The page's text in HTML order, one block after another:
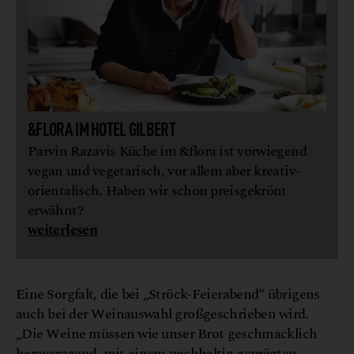
&FLORA IM HOTEL GILBERT
Parvin Razavis Küche im &flora ist vorwiegend
vegan und vegetarisch, vor allem aber kreativ-
orientalisch. Haben wir schon preisgekrönt
erwähnt?
weiterlesen
Eine Sorgfalt, die bei „Ströck-Feierabend“ übrigens
auch bei der Weinauswahl großgeschrieben wird.
„Die Weine müssen wie unser Brot geschmacklich